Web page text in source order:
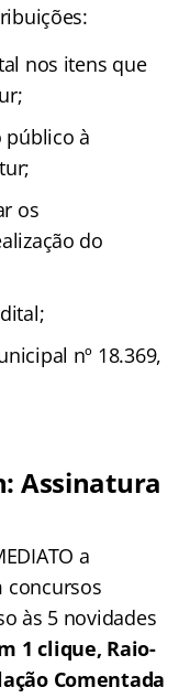
nos itens que
público à
os
do
nº 18.369,
Assinatura
a
concursos
às 5 novidades
1 clique, Raio-
Comentada